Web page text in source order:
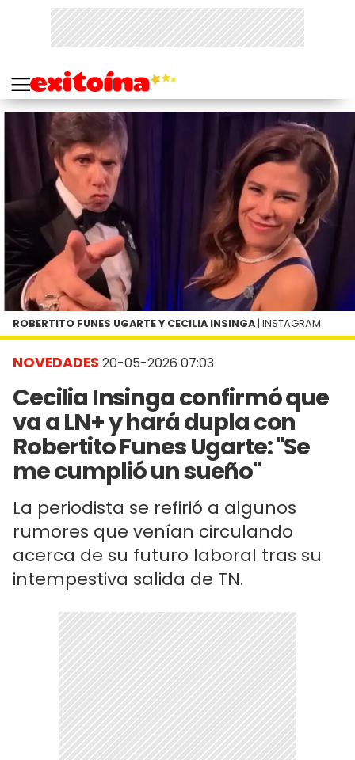
NOVEDADES 20-05-2026 07:03
Cecilia Insinga confirmó que
va a LN+ y hará dupla con
Robertito Funes Ugarte: "Se
me cumplió un sueño"
La periodista se refirió a algunos
rumores que venían circulando
acerca de su futuro laboral tras su
intempestiva salida de TN.
ROBERTITO FUNES UGARTE Y CECILIA INSINGA | INSTAGRAM